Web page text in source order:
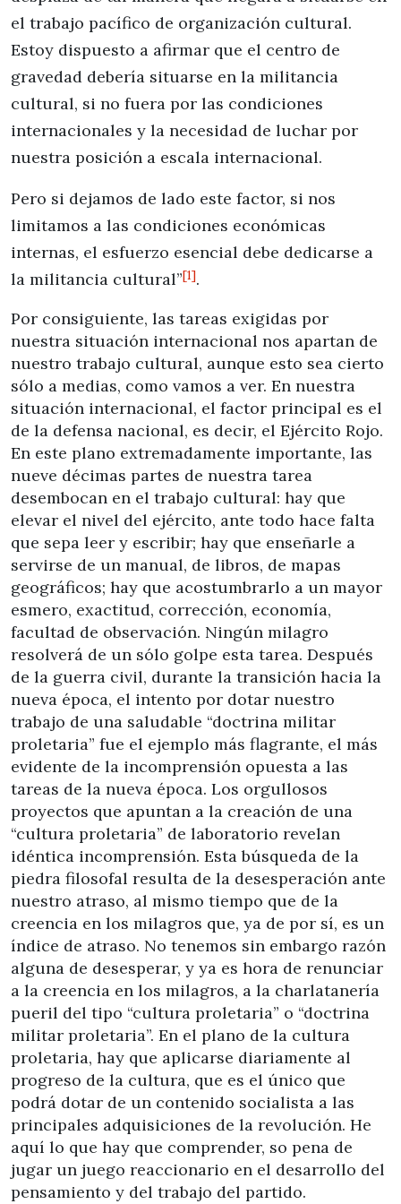
el trabajo pacífico de organización cultural.
Estoy dispuesto a afirmar que el centro de
gravedad debería situarse en la militancia
cultural, si no fuera por las condiciones
internacionales y la necesidad de luchar por
nuestra posición a escala internacional.
Pero si dejamos de lado este factor, si nos
limitamos a las condiciones económicas
internas, el esfuerzo esencial debe dedicarse a
la militancia cultural”[1].
Por consiguiente, las tareas exigidas por
nuestra situación internacional nos apartan de
nuestro trabajo cultural, aunque esto sea cierto
sólo a medias, como vamos a ver. En nuestra
situación internacional, el factor principal es el
de la defensa nacional, es decir, el Ejército Rojo.
En este plano extremadamente importante, las
nueve décimas partes de nuestra tarea
desembocan en el trabajo cultural: hay que
elevar el nivel del ejército, ante todo hace falta
que sepa leer y escribir; hay que enseñarle a
servirse de un manual, de libros, de mapas
geográficos; hay que acostumbrarlo a un mayor
esmero, exactitud, corrección, economía,
facultad de observación. Ningún milagro
resolverá de un sólo golpe esta tarea. Después
de la guerra civil, durante la transición hacia la
nueva época, el intento por dotar nuestro
trabajo de una saludable “doctrina militar
proletaria” fue el ejemplo más flagrante, el más
evidente de la incomprensión opuesta a las
tareas de la nueva época. Los orgullosos
proyectos que apuntan a la creación de una
“cultura proletaria” de laboratorio revelan
idéntica incomprensión. Esta búsqueda de la
piedra filosofal resulta de la desesperación ante
nuestro atraso, al mismo tiempo que de la
creencia en los milagros que, ya de por sí, es un
índice de atraso. No tenemos sin embargo razón
alguna de desesperar, y ya es hora de renunciar
a la creencia en los milagros, a la charlatanería
pueril del tipo “cultura proletaria” o “doctrina
militar proletaria”. En el plano de la cultura
proletaria, hay que aplicarse diariamente al
progreso de la cultura, que es el único que
podrá dotar de un contenido socialista a las
principales adquisiciones de la revolución. He
aquí lo que hay que comprender, so pena de
jugar un juego reaccionario en el desarrollo del
pensamiento y del trabajo del partido.